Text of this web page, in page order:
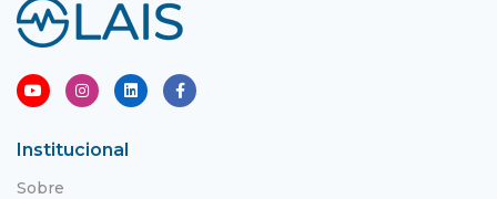
Institucional
Sobre